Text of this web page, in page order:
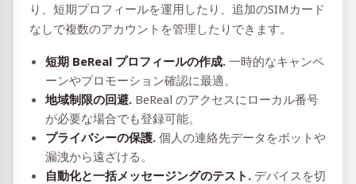
り、短期プロフィールを運用したり、追加のSIMカード
なしで複数のアカウントを管理したりできます。
短期 BeReal プロフィールの作成. 一時的なキャンペ
ーンやプロモーション確認に最適。
地域制限の回避. BeReal のアクセスにローカル番号
が必要な場合でも登録可能。
プライバシーの保護. 個人の連絡先データをボットや
漏洩から遠ざける。
自動化と一括メッセージングのテスト. デバイスを切